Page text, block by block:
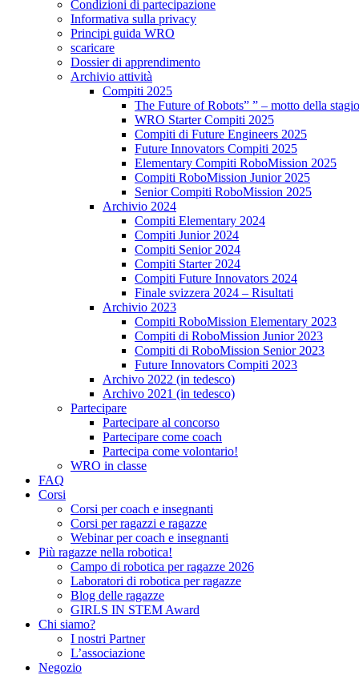
Condizioni di partecipazione
Informativa sulla privacy
Principi guida WRO
scaricare
Dossier di apprendimento
Archivio attività
Compiti 2025
The Future of Robots” ” – motto della
WRO Starter Compiti 2025
Compiti di Future Engineers 2025
Future Innovators Compiti 2025
Elementary Compiti RoboMission 2025
Compiti RoboMission Junior 2025
Senior Compiti RoboMission 2025
Archivio 2024
Compiti Elementary 2024
Compiti Junior 2024
Compiti Senior 2024
Compiti Starter 2024
Compiti Future Innovators 2024
Finale svizzera 2024 – Risultati
Archivio 2023
Compiti RoboMission Elementary 2023
Compiti di RoboMission Junior 2023
Compiti di RoboMission Senior 2023
Future Innovators Compiti 2023
Archivo 2022 (in tedesco)
Archivo 2021 (in tedesco)
Partecipare
Partecipare al concorso
Partecipare come coach
Partecipa come volontario!
WRO in classe
FAQ
Corsi
Corsi per coach e insegnanti
Corsi per ragazzi e ragazze
Webinar per coach e insegnanti
Più ragazze nella robotica!
Campo di robotica per ragazze 2026
Laboratori di robotica per ragazze
Blog delle ragazze
GIRLS IN STEM Award
Chi siamo?
I nostri Partner
L’associazione
Negozio